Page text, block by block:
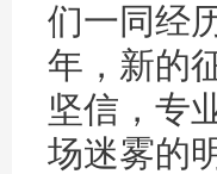
们一同经
年，新的
坚信，专
场迷雾的